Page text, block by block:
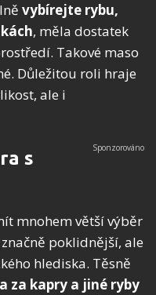
vybírejte rybu,
, měla dostatek
Takové maso
Důležitou roli hraje
ale i
s
mnohem větší výběr
poklidnější, ale
hlediska. Těsně
za kapry a jiné ryby